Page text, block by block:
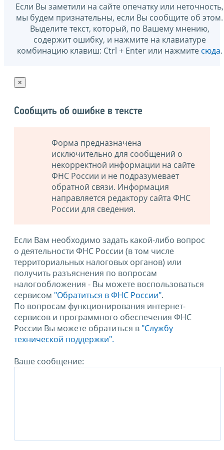
Если Вы заметили на сайте опечатку или неточность,
мы будем признательны, если Вы сообщите об этом.
Выделите текст, который, по Вашему мнению,
содержит ошибку, и нажмите на клавиатуре
комбинацию клавиш: Ctrl + Enter или нажмите сюда.
×
Сообщить об ошибке в тексте
Форма предназначена
исключительно для сообщений о
некорректной информации на сайте
ФНС России и не подразумевает
обратной связи. Информация
направляется редактору сайта ФНС
России для сведения.
Если Вам необходимо задать какой-либо вопрос
о деятельности ФНС России (в том числе
территориальных налоговых органов) или
получить разъяснения по вопросам
налогообложения - Вы можете воспользоваться
сервисом "Обратиться в ФНС России".
По вопросам функционирования интернет-
сервисов и программного обеспечения ФНС
России Вы можете обратиться в "Службу
технической поддержки".
Ваше сообщение: